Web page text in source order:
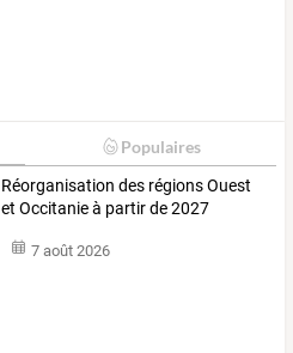
Populaires
Réorganisation des régions Ouest
et Occitanie à partir de 2027
7 août 2026